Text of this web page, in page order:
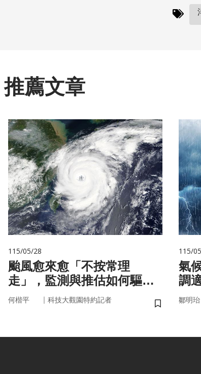
推薦文章
115/05/28
颱風愈來愈「不按常理
走」，監測與推估如何驅動
防災決策？
何楷平 ｜ 科技大觀園特約記者
儲存書籤
115/
氣
調
鄒明珆